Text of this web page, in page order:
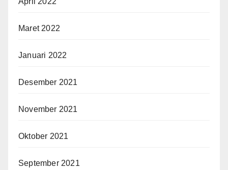
Maret 2022
Januari 2022
Desember 2021
November 2021
Oktober 2021
September 2021